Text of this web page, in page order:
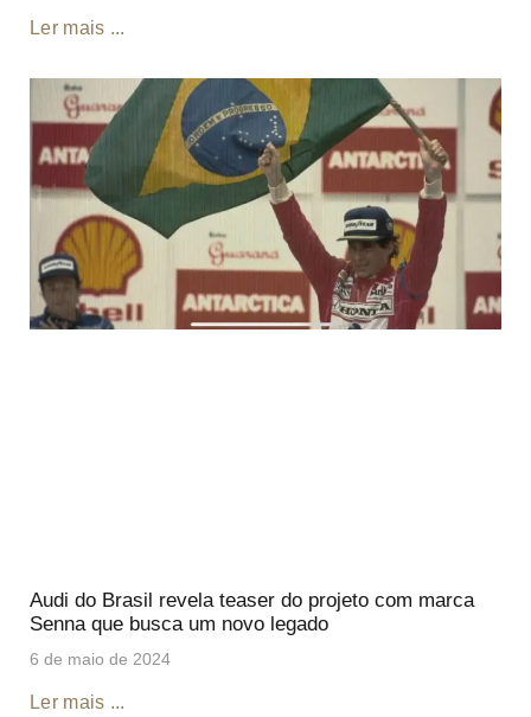
Ler mais ...
Audi do Brasil revela teaser do projeto com marca
Senna que busca um novo legado
6 de maio de 2024
Ler mais ...